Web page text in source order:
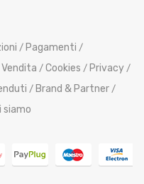
/ Pagamenti /
/ Cookies / Privacy /
/ Brand & Partner /
siamo